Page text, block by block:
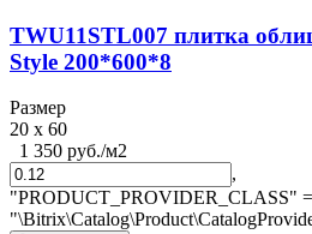
TWU11STL007 плитка
Style 200*600*8
Размер
20 x 60
1 350 руб./м2
,
"PRODUCT_PROVIDER_CLASS"